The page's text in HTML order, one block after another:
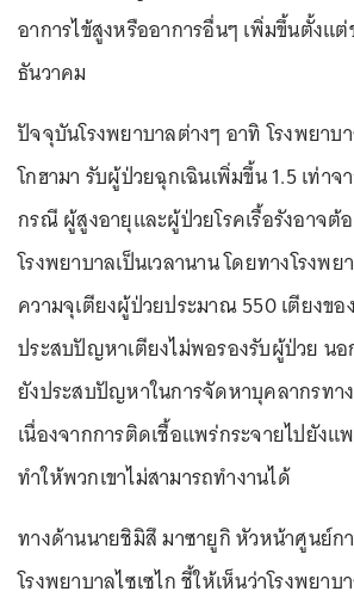
อาการไข้สูงหรืออาการอื่นๆ เพิ่มขึ้นตั้งแ
ธันวาคม
ปัจจุบันโรงพยาบาลต่างๆ อาทิ โรงพยาบ
โกฮามา รับผู้ป่วยฉุกเฉินเพิ่มขึ้น 1.5 เท่า
กรณี ผู้สูงอายุและผู้ป่วยโรคเรื้อรังอาจต้
โรงพยาบาลเป็นเวลานาน โดยทางโรงพ
ความจุเตียงผู้ป่วยประมาณ 550 เตียงขอ
ประสบปัญหาเตียงไม่พอรองรับผู้ป่วย นอ
ยังประสบปัญหาในการจัดหาบุคลากรทา
เนื่องจากการติดเชื้อแพร่กระจายไปยัง
ทำให้พวกเขาไม่สามารถทำงานได้
ทางด้านนายชิมิสึ มาซายูกิ หัวหน้าศูนย์ก
โรงพยาบาลไซเซไก ชี้ให้เห็นว่าโรงพยา